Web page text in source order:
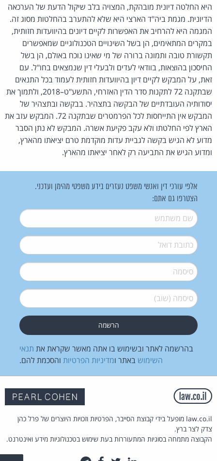
היא החלטה דיונית מובהקת, המצויה בלב שיקול הדעת של הערכאה
הדיונית. מגמת ביה"ד הארצי היא שלא להתערב בהחלטות מסוג זה.
המגמה היא להרחיב את האפשרות לקיים דיונים בהיוועדות חזותית,
במקרים המתאימים, הן בשל השינויים הטכנולוגיים שמאפשרים
תקשורת טובה ותמונה ברורה של מי שאינו נוכח באולם, הן בשל
החיסכון בהוצאות, בוודאי לעדים ולבעלי דין שנמצאים בחו"ל. עם
זאת, על המבקש לקיים דיון בהיוועדות חזותית לעמוד בכל התנאים
שבתקנה 72 לתקנות סדר הדין האזרחי, התשע"ט–2018, ולתמוך את
יסודותיה העובדתיים של הבקשה בתצהיר. בבקשה ובתצהיר של
המבקש אין התייחסות לכל הפרמטרים שבתקנה 72. המבקש עזב את
הארץ לפי החלטתו ולא עקב פקיעת אשרה. המבקש לא נתן הסבר
מדוע לא הגיש בקשה לגביית עדות מוקדמת טרם יציאתו מהארץ,
ומדוע הגיש את התביעה רק לאחר יציאתו מהארץ.
אלפי עורכי דין ואנשי משפט נעזרים בידע משפטי מהימן ועדכני.
הצטרפו גם אתם:
שם משתמש*
דואל*
סיסמה*
סיסמה (שוב)*
בהרשמה לאתר ובשימוש בו אתה מאשר שקראת את תנאי
השימוש באתר ומדיניות הפרטיות והסכמת להם.
law.co.il מופעל בידי קבוצת הסייבר, הפרטיות וזכויות היוצרים של פרל כהן
צדק לצר ברץ.
הקבוצה מתמחה בסוגיות המתעוררות בעת שימוש בטכנולוגיות מידע ואינטרנט.